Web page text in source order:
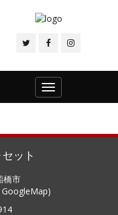
Toggle
navigation
セット
橋市
GoogleMap)